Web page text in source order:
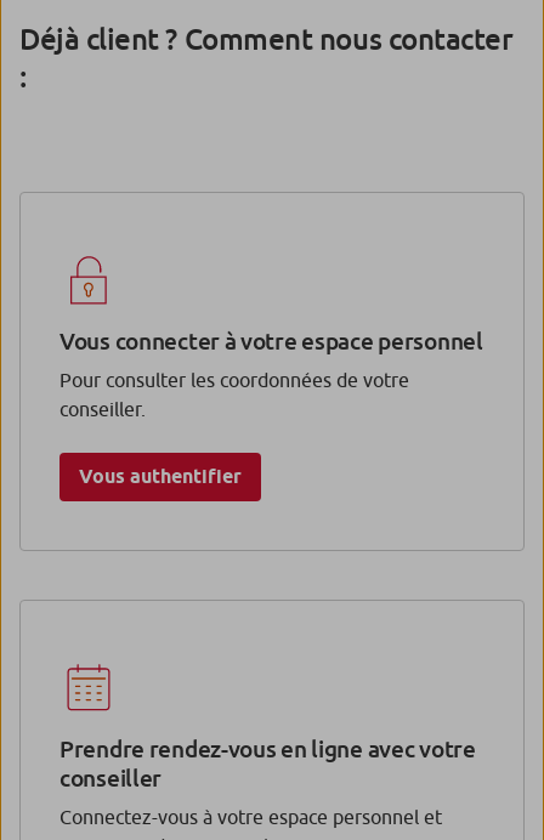
Déjà client ? Comment nous contacter
:
Vous connecter à votre espace personnel
Pour consulter les coordonnées de votre
conseiller.
Vous authentifier
Prendre rendez-vous en ligne avec votre
conseiller
Connectez-vous à votre espace personnel et